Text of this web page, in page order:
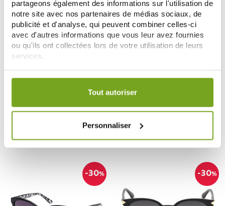
partageons également des informations sur l'utilisation de
notre site avec nos partenaires de médias sociaux, de
publicité et d'analyse, qui peuvent combiner celles-ci
avec d'autres informations que vous leur avez fournies
ou qu'ils ont collectées lors de votre utilisation de leurs
services.
Votre choix de consentement est conservé pendant une
Tout autoriser
Personnaliser
GUESS GU7880H COLORIS 05B
65,80 €
GUESS GU8261COLORIS 01N
73,15 €
ДОБАВИТЬ В КОРЗИНУ
-30% -30%